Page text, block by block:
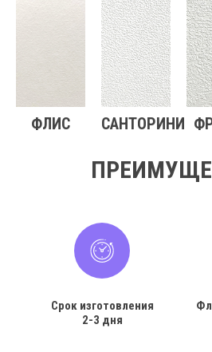
ФЛИС САНТОРИНИ
Срок изготовления
2-3 дня